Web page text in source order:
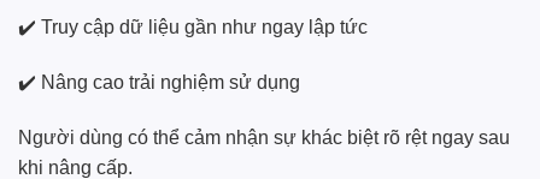
✔️ Truy cập dữ liệu gần như ngay lập tức
✔️ Nâng cao trải nghiệm sử dụng
Người dùng có thể cảm nhận sự khác biệt rõ rệt ngay sau
khi nâng cấp.